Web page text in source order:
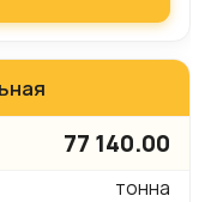
77 140.00
тонна